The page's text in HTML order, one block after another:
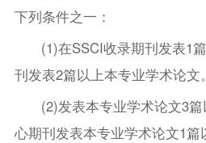
下列条件之一：
(1)在SSCI收录期刊发表1
刊发表2篇以上本专业学术论文。
(2)发表本专业学术论文3
心期刊发表本专业学术论文1篇